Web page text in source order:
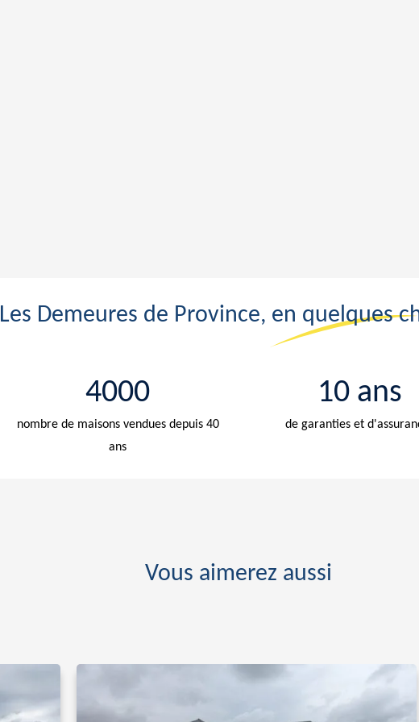
Les Demeures de Province, en quelques
4000
nombre de maisons vendues depuis 40
ans
10 ans
de garanties et
Vous aimerez aussi